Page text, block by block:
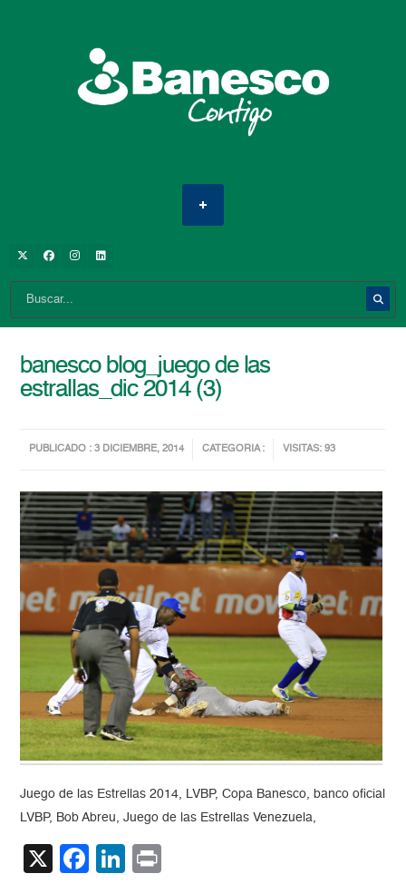
banesco blog_juego de las
estrallas_dic 2014 (3)
PUBLICADO : 3 DICIEMBRE, 2014 CATEGORIA : VISITAS: 93
Juego de las Estrellas 2014, LVBP, Copa Banesco, banco oficial
LVBP, Bob Abreu, Juego de las Estrellas Venezuela,
X Facebook
LinkedIn